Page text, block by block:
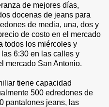
de mejores días,
docenas de jeans para
de media, una, dos y
de costo en el mercado
todos los miércoles y
6:30 en las calles y
mercado San Antonio.
tiene capacidad
500 edredones de
pantalones jeans, las